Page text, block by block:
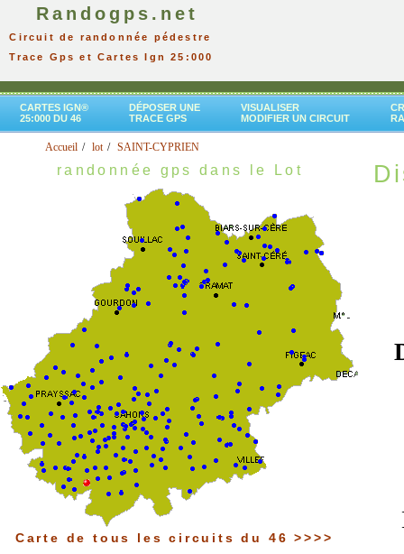
Randogps.net
Circuit de randonnée pédestre
Trace Gps et Cartes Ign 25:000
CARTES IGN®
25:000 DU 46
DÉPOSER UNE
TRACE GPS
VISUALISER
MODIFIER UN CIRCUIT
Accueil lot SAINT-CYPRIEN
randonnée gps dans le Lot
Carte de tous les circuits du 46 >>>>